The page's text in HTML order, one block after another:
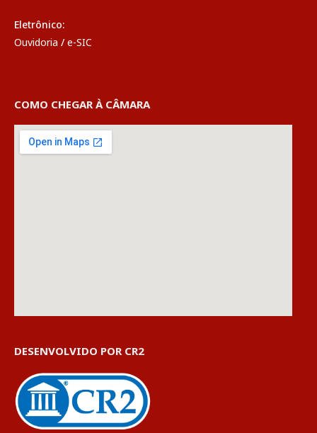
Eletrônico:
Ouvidoria / e-SIC
COMO CHEGAR À CÂMARA
DESENVOLVIDO POR CR2